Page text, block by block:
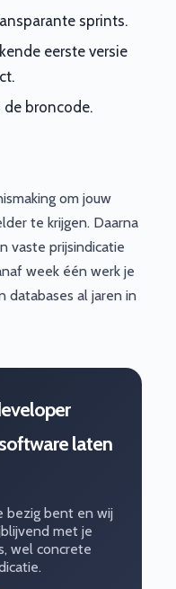
sprints.
eerste versie
de broncode.
om jouw
te krijgen. Daarna
vaste prijsindicatie
week één werk je
databases al jaren in
laten
bezig bent en wij
met je
wel concrete